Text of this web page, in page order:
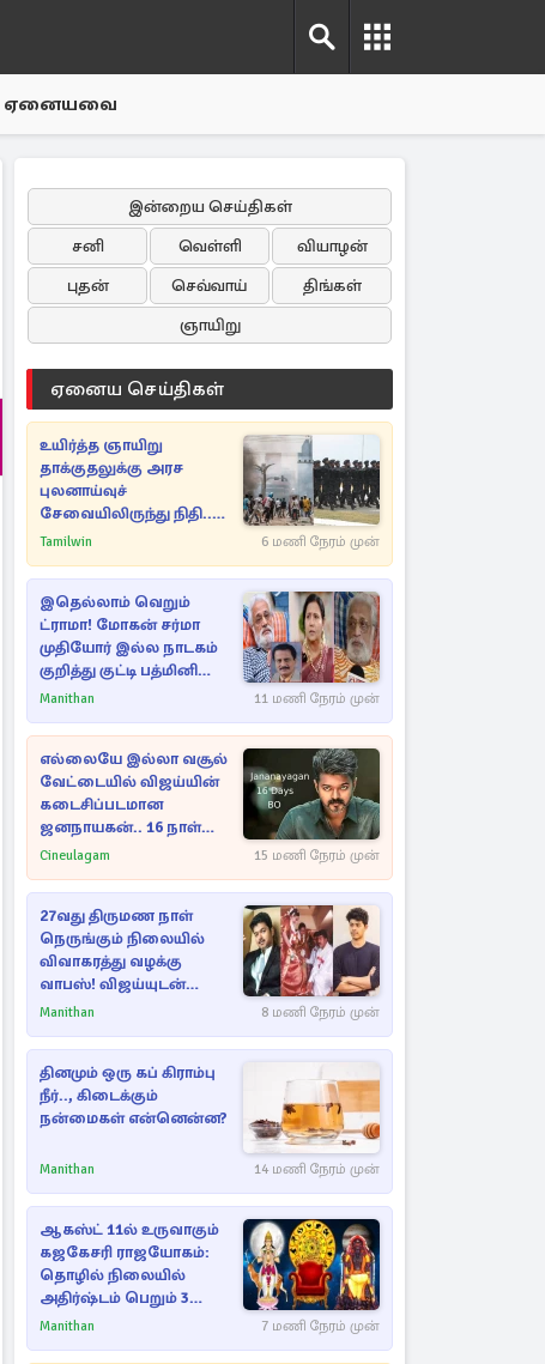
ஏனையவை
இன்றைய செய்திகள்
சனி
வெள்ளி
வியாழன்
புதன்
செவ்வாய்
திங்கள்
ஞாயிறு
ஏனைய செய்திகள்
உயிர்த்த ஞாயிறு
தாக்குதலுக்கு அரச
புலனாய்வுச்
சேவையிலிருந்து நிதி..
வெளியான அதிர்ச்சி
Tamilwin 6 மணி நேரம் முன்
இதெல்லாம் வெறும்
ட்ராமா! மோகன் சர்மா
முதியோர் இல்ல நாடகம்
குறித்து குட்டி பத்மினி
பரபரப்பு பேட்டி
Manithan 11 மணி நேரம் முன்
எல்லையே இல்லா வசூல்
வேட்டையில் விஜய்யின்
கடைசிப்படமான
ஜனநாயகன்.. 16 நாள்
பாக்ஸ் ஆபிஸ்
Cineulagam 15 மணி நேரம் முன்
27வது திருமண நாள்
நெருங்கும் நிலையில்
விவாகரத்து வழக்கு
வாபஸ்! விஜய்யுடன்
மீண்டும் இணைவாரா?
Manithan 8 மணி நேரம் முன்
தினமும் ஒரு கப் கிராம்பு
நீர்.., கிடைக்கும்
நன்மைகள் என்னென்ன?
Manithan 14 மணி நேரம் முன்
ஆகஸ்ட் 11ல் உருவாகும்
கஜகேசரி ராஜயோகம்:
தொழில் நிலையில்
அதிர்ஷ்டம் பெறும் 3
ராசிகள்!
Manithan 7 மணி நேரம் முன்